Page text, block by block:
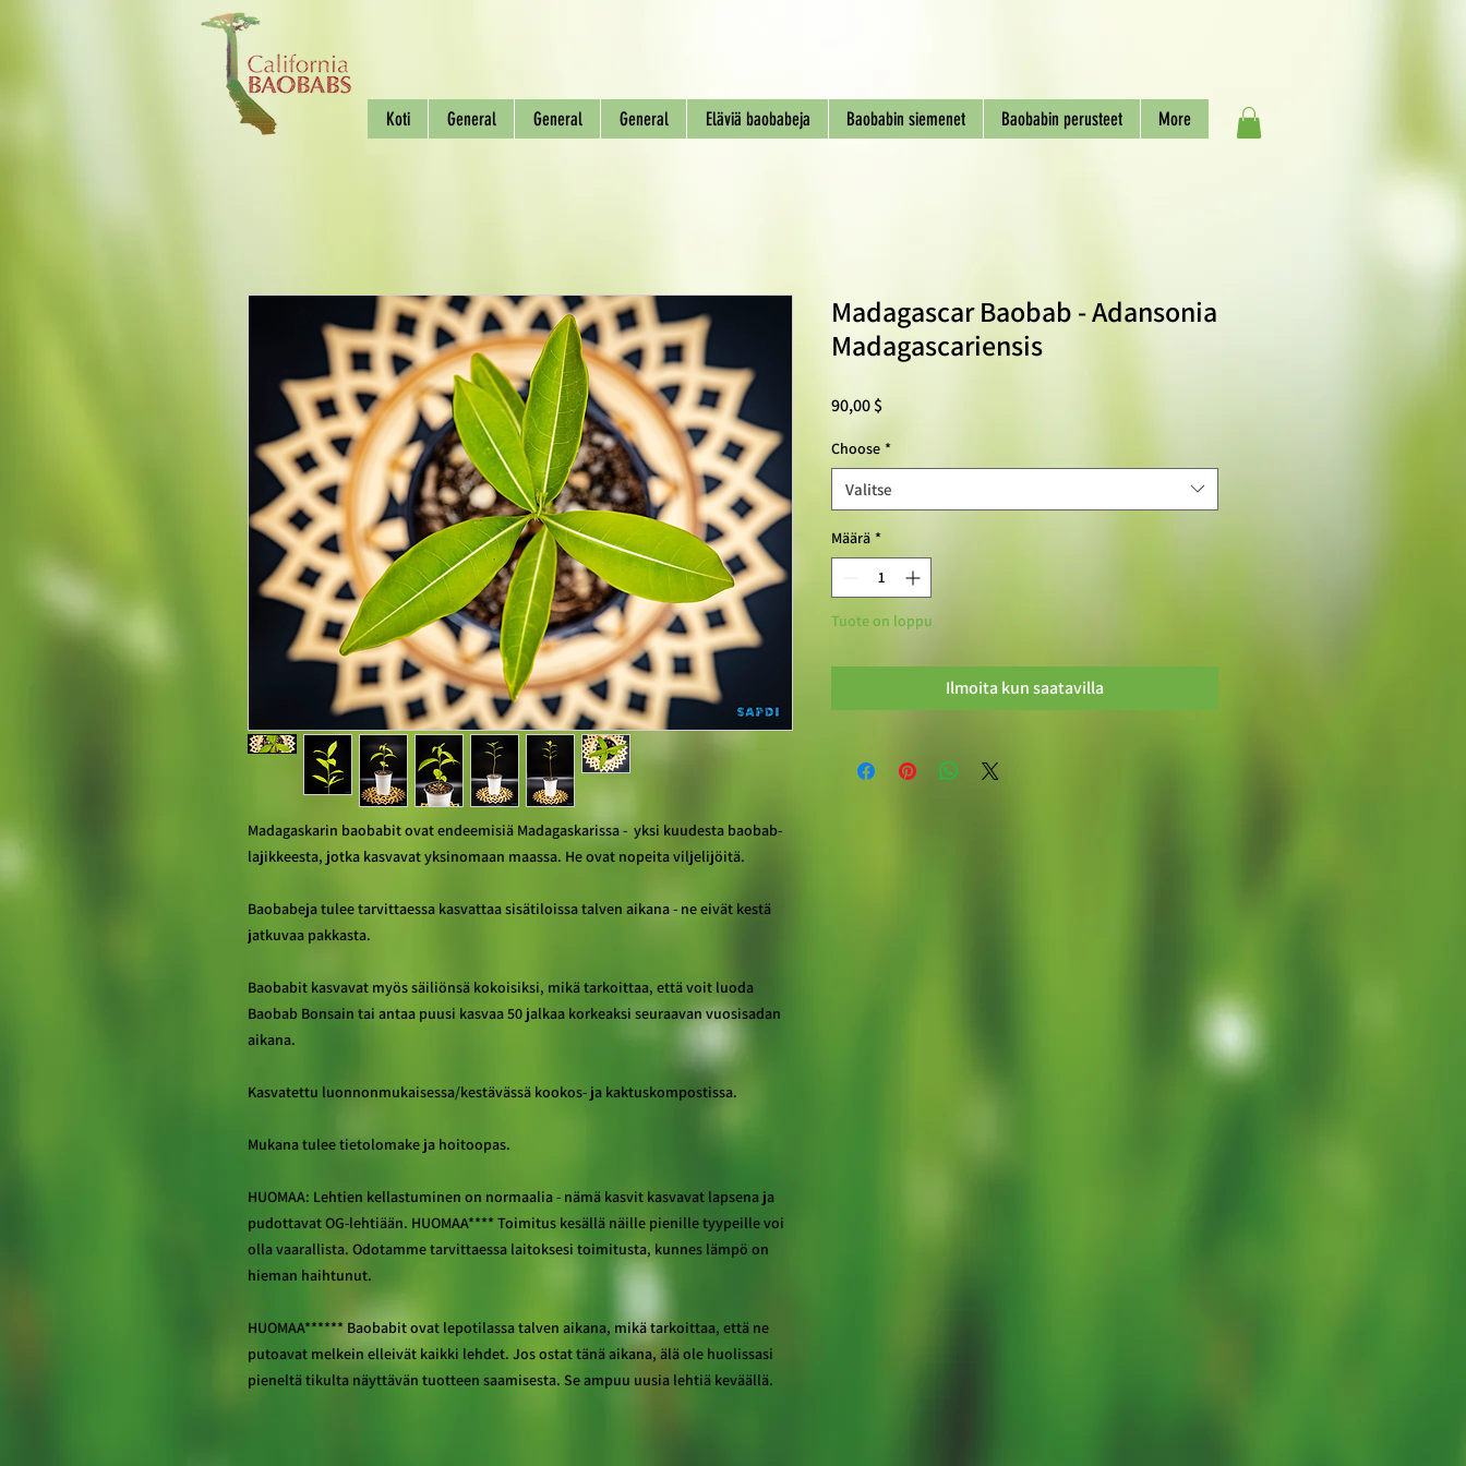
Koti General General General Eläviä baobabeja Baobabin siemenet Baobabin perusteet More
Madagaskarin baobabit ovat endeemisiä Madagaskarissa - yksi kuudesta baobab-
lajikkeesta, jotka kasvavat yksinomaan maassa. He ovat nopeita viljelijöitä.
Baobabeja tulee tarvittaessa kasvattaa sisätiloissa talven aikana - ne eivät kestä
jatkuvaa pakkasta.
Baobabit kasvavat myös säiliönsä kokoisiksi, mikä tarkoittaa, että voit luoda
Baobab Bonsain tai antaa puusi kasvaa 50 jalkaa korkeaksi seuraavan vuosisadan
aikana.
Kasvatettu luonnonmukaisessa/kestävässä kookos- ja kaktuskompostissa.
Mukana tulee tietolomake ja hoitoopas.
HUOMAA: Lehtien kellastuminen on normaalia - nämä kasvit kasvavat lapsena ja
pudottavat OG-lehtiään. HUOMAA**** Toimitus kesällä näille pienille tyypeille voi
olla vaarallista. Odotamme tarvittaessa laitoksesi toimitusta, kunnes lämpö on
hieman haihtunut.
HUOMAA****** Baobabit ovat lepotilassa talven aikana, mikä tarkoittaa, että ne
putoavat melkein elleivät kaikki lehdet. Jos ostat tänä aikana, älä ole huolissasi
pieneltä tikulta näyttävän tuotteen saamisesta. Se ampuu uusia lehtiä keväällä.
Madagascar Baobab - Adansonia
Madagascariensis
90,00 $Hinta
Choose *
Valitse
Määrä *
Tuote on loppu
Ilmoita kun saatavilla